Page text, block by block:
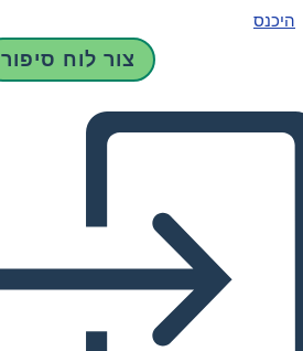
היכנס
צור לוח סיפור